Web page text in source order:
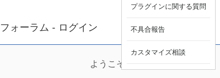
プラグインに関する質問
不具合報告
カスタマイズ相談
フォーラム - ログイン
ようこそ !